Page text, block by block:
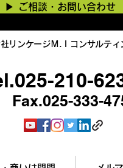
▶︎ ご相談・お問い合わせ
リンケージＭ.Ｉコンサルティ
210-
Fax.025-333-